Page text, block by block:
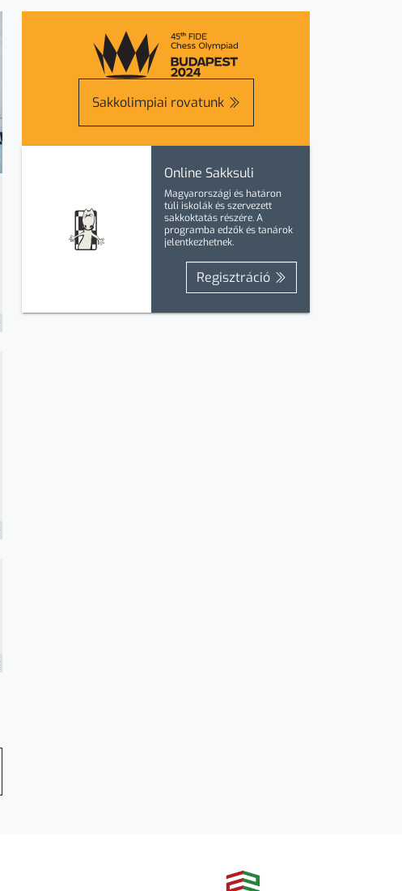
Sakkolimpiai rovatunk
Online Sakksuli
Magyarországi és határon
túli iskolák és szervezett
sakkoktatás részére. A
programba edzőkéstanárok
jelentkezhetnek.
Regisztráció